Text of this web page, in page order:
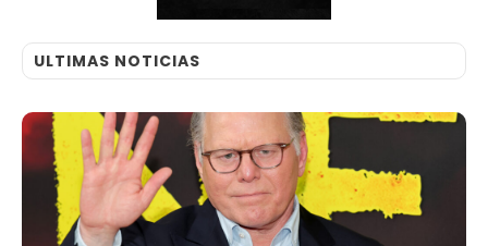
ULTIMAS NOTICIAS